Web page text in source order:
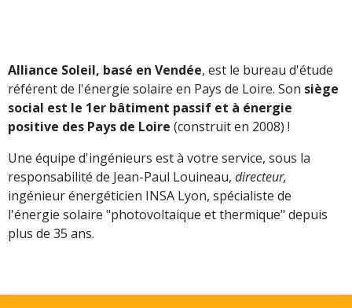
Alliance Soleil, basé en Vendée, est le bureau d'étude
référent de l'énergie solaire en Pays de Loire. Son siège
social est le 1er bâtiment passif et à énergie
positive des Pays de Loire (construit en 2008) !
Une équipe d'ingénieurs est à votre service, sous la
responsabilité de Jean-Paul Louineau, directeur,
ingénieur énergéticien INSA Lyon, spécialiste de
l'énergie solaire "photovoltaique et thermique" depuis
plus de 35 ans.